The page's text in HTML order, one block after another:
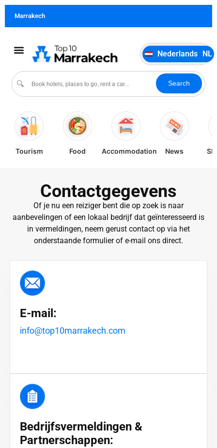
Marrakech
🔍 Search
Nederlands NL
Italiano IT
Português
Español ES
Tourism Food Accommodation News
Contactgegevens
Of je nu een reiziger bent die op zoek is naar
aanbevelingen of een lokaal bedrijf dat geïnteresseerd is
in vermeldingen, neem gerust contact op via het
onderstaande formulier of e-mail ons direct.
E-mail:
info@top10marrakech.com
Bedrijfsvermeldingen &
Partnerschappen: